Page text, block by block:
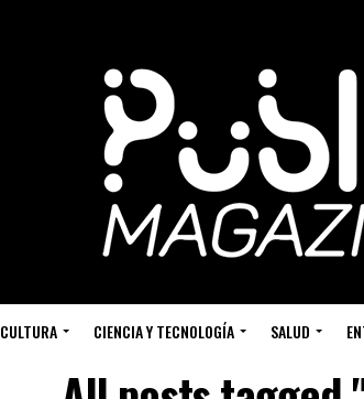
CULTURA CIENCIA Y TECNOLOGÍA SALUD